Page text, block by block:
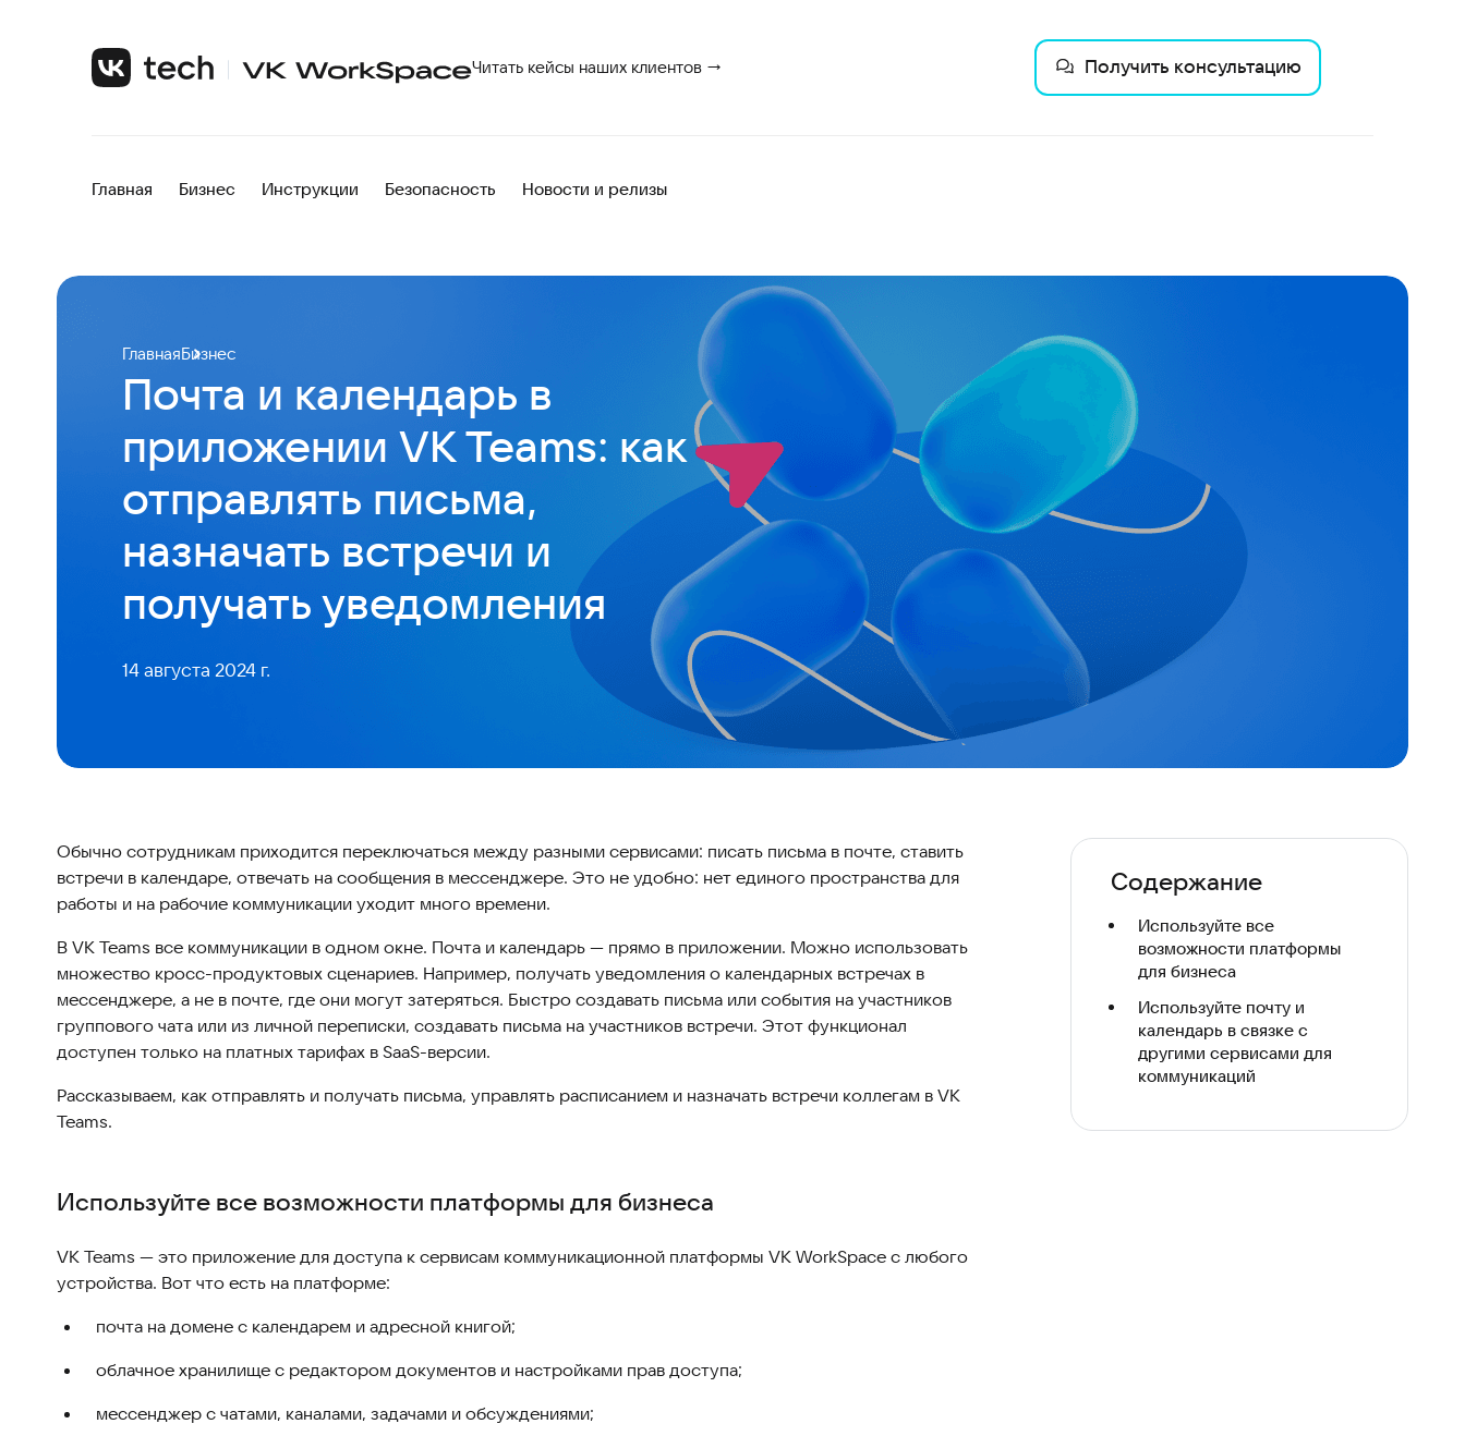
Читать кейсы наших клиентов → Получить консультацию
Главная Бизнес Инструкции Безопасность Новости и релизы
ГлавнаяБизнес
Почта и календарь в
приложении VK Teams: как
отправлять письма,
назначать встречи и
получать уведомления
14 августа 2024 г.
Обычно сотрудникам приходится переключаться между разными сервисами: писать письма в почте, ставить
встречи в календаре, отвечать на сообщения в мессенджере. Это не удобно: нет единого пространства для
работы и на рабочие коммуникации уходит много времени.
В VK Teams все коммуникации в одном окне. Почта и календарь — прямо в приложении. Можно использовать
множество кросс-продуктовых сценариев. Например, получать уведомления о календарных встречах в
мессенджере, а не в почте, где они могут затеряться. Быстро создавать письма или события на участников
группового чата или из личной переписки, создавать письма на участников встречи. Этот функционал
доступен только на платных тарифах в SaaS-версии.
Рассказываем, как отправлять и получать письма, управлять расписанием и назначать встречи коллегам в VK
Teams.
Используйте все возможности платформы для бизнеса
VK Teams — это приложение для доступа к сервисам коммуникационной платформы VK WorkSpace c любого
устройства. Вот что есть на платформе:
почта на домене с календарем и адресной книгой;
облачное хранилище с редактором документов и настройками прав доступа;
мессенджер с чатами, каналами, задачами и обсуждениями;
Содержание
Используйте все
возможности платформы
для бизнеса
Используйте почту и
календарь в связке с
другими сервисами для
коммуникаций